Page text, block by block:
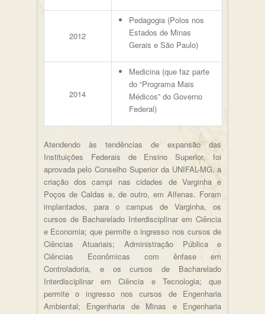
2012
Pedagogia (Polos nos
Estados de Minas
Gerais e São Paulo)
2014
Medicina (que faz parte
do “Programa Mais
Médicos” do Governo
Federal)
Atendendo às tendências de expansão das
Instituições Federais de Ensino Superior, foi
aprovada pelo Conselho Superior da UNIFAL-MG, a
criação dos campi nas cidades de Varginha e
Poços de Caldas e, de outro, em Alfenas. Foram
implantados, para o campus de Varginha, os
cursos de Bacharelado Interdisciplinar em Ciência
e Economia; que permite o ingresso nos cursos de
Ciências Atuariais; Administração Pública e
Ciências Econômicas com ênfase em
Controladoria, e os cursos de Bacharelado
Interdisciplinar em Ciência e Tecnologia; que
permite o ingresso nos cursos de Engenharia
Ambiental; Engenharia de Minas e Engenharia